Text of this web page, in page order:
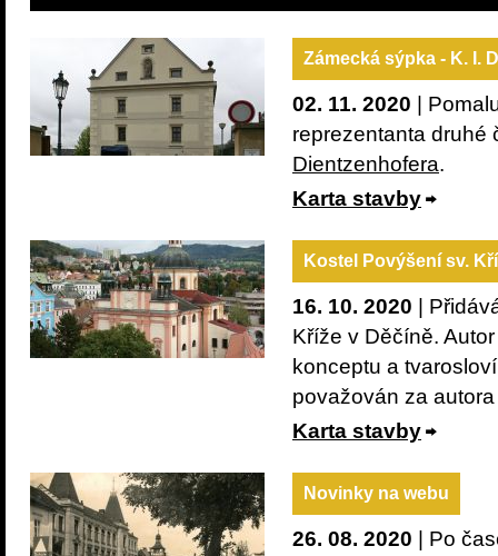
Zámecká sýpka - K. I.
02. 11. 2020 |
reprezentanta druhé
Dientzenhofera.
Karta stavby
Kostel Povýšení sv.
16. 10. 2020 |
Kříže v Děčíně.
konceptu a
považován za
Karta stavby
Novinky na webu
26. 08. 2020 | Po